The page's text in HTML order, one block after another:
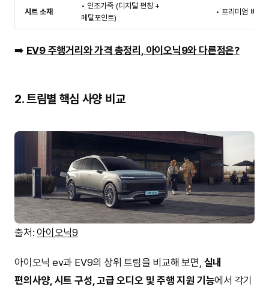
시트 소재
• 인조가죽 (디지털 펀칭 +
메탈포인트)
• 프리미엄 바이
➡️ EV9 주행거리와 가격 총정리, 아이오닉9와 다른점은?
2. 트림별 핵심 사양 비교
출처:아이오닉9
아이오닉 ev과 EV9의 상위 트림을 비교해 보면, 실내
편의사양, 시트 구성, 고급 오디오 및 주행 지원 기능에서 각기